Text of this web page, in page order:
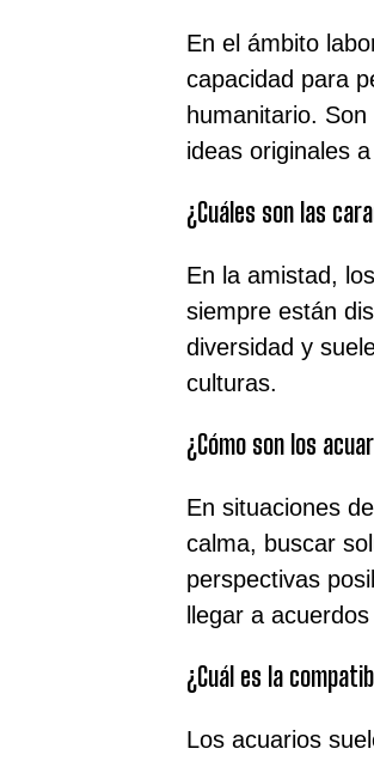
En el ámbito
capacidad para
humanitario.
ideas originales
¿Cuáles son las
En la amistad,
siempre están
diversidad y
culturas.
¿Cómo son los
En situaciones
calma, buscar
perspectivas
llegar a
¿Cuál es la
Los acuarios